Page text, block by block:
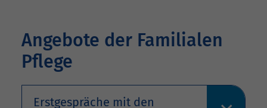
Angebote der Familialen
Pflege
Erstgespräche mit den